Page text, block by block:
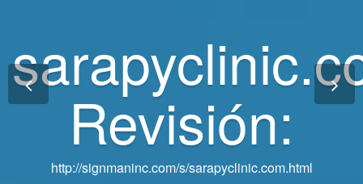
Revisión:
http://signmaninc.com/s/sarapyclinic.com.html
Revisión:
http://signmaninc.com/s/sarapyclinic.com.html